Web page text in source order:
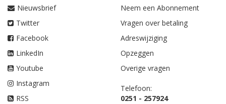
Nieuwsbrief
Twitter
Facebook
LinkedIn
Youtube
Instagram
RSS
Neem een Abonnement
Vragen over betaling
Adreswijziging
Opzeggen
Overige vragen
Telefoon:
0251 - 257924